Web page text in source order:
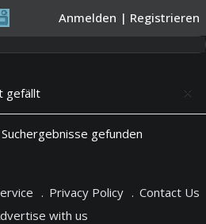
Anmelden | Registrieren
close
gefällt
gefunden
Privacy Policy
Contact Us
with us